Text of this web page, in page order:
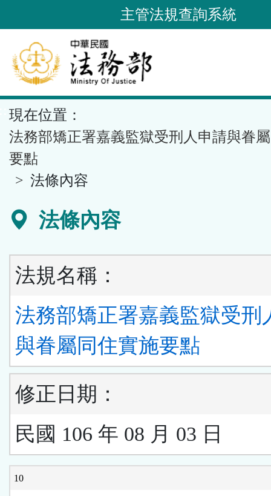
到
要
內
容
區
塊
主管法規查詢系統
現在位置：
法務部矯正署嘉義監獄受刑人申請與眷
要點
法條內容
法條內容
法規名稱：
法務部矯正署嘉義監獄受刑
與眷屬同住實施要點
修正日期：
民國 106 年 08 月 03 日
10